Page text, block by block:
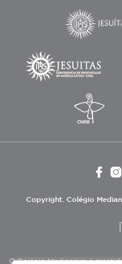
Copyright. Colégio
O Colégio Medianeira é